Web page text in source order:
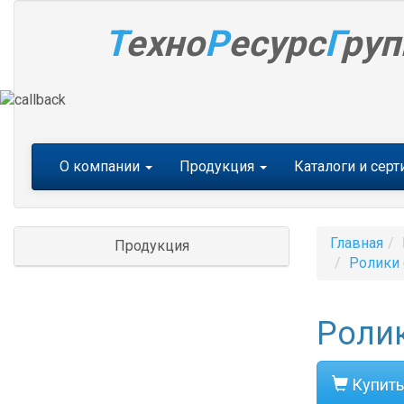
ТехноРесурсГ
О компании Продукция Каталоги и
Продукция Главная
Ролики
Купить